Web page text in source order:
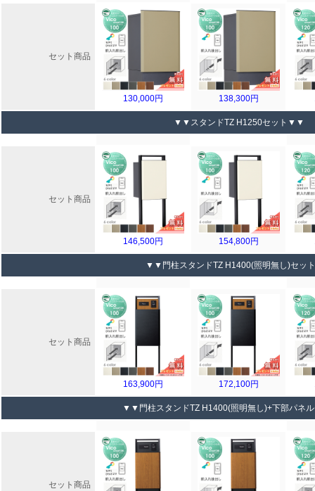
セット商品
130,000円 138,300円
▼▼スタンドTZ H1250セット▼▼
セット商品
146,500円 154,800円
▼▼門柱スタンドTZ H1400(照明無し)セ
セット商品
163,900円 172,100円
▼▼門柱スタンドTZ H1400(照明無し)+下部パネ
セット商品